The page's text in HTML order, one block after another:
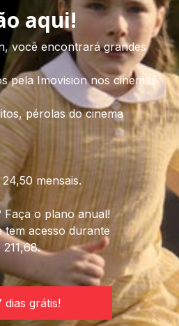
aqui!
você encontrará grandes
pela Imovision nos cinemas
pérolas do cinema
mensais.
Faça o plano anual!
tem acesso durante
dias grátis!